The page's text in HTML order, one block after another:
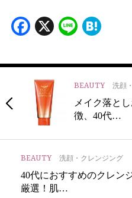
Facebook
X Line
BEAUTY 洗顔
メイク落と
徴、40代…
BEAUTY 洗顔・クレンジング
40代におすすめのクレン
厳選！肌…